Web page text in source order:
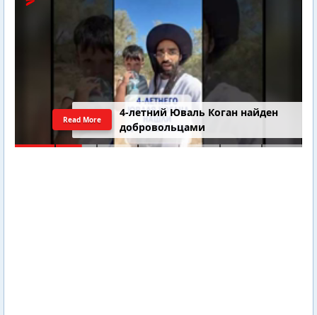
4-летний Юваль Коган найден
добровольцами
Read More